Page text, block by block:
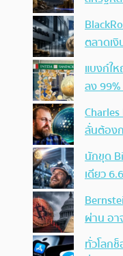
ตลาดเ
แบงก์ใ
ลง
ลั่นต้อง
นักขุด
เดียว
ผ่าน อา
ทั่วโลก